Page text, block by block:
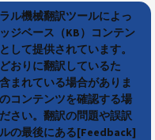
ル機械翻訳ツールによっ
ジベース（KB）コンテン
して提供されています。
おりに翻訳しているた
まれている場合がありま
コンテンツを確認する場
さい。翻訳の問題や誤訳
の最後にある[Feedback]